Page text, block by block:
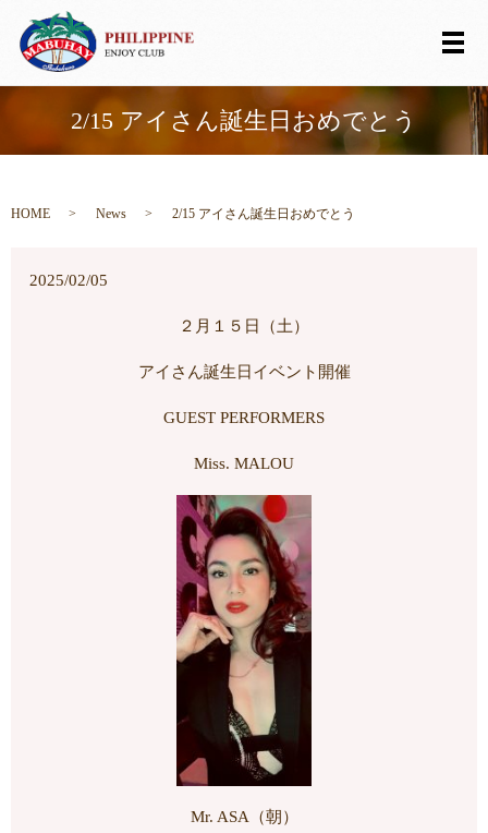
メ
2/15 アイさん誕生日おめでとう
HOME News 2/15 アイさん誕生日おめでとう
2025/02/05
２月１５日（土）
アイさん誕生日イベント開催
GUEST PERFORMERS
Miss. MALOU
Mr. ASA（朝）